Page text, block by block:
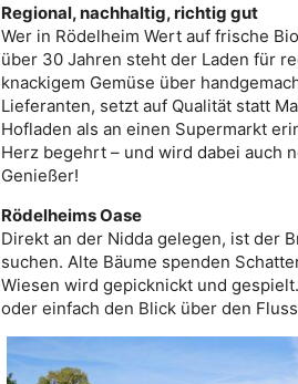
Regional, nachhaltig, richtig gut
Wer in Rödelheim Wert auf frische
über 30 Jahren steht der Laden für
knackigem Gemüse über
Lieferanten, setzt auf Qualität statt
Hofladen als an einen Supermarkt
Herz begehrt – und wird dabei auch
Genießer!
Rödelheims Oase
Direkt an der Nidda gelegen, ist der
suchen. Alte Bäume spenden
Wiesen wird gepicknickt und
oder einfach den Blick über den